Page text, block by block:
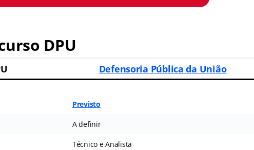
DPU
Defensoria Pública da União
Previsto
A definir
Técnico e Analista